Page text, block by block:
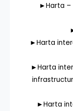
►Harta –
►Harta
►Harta
►Harta